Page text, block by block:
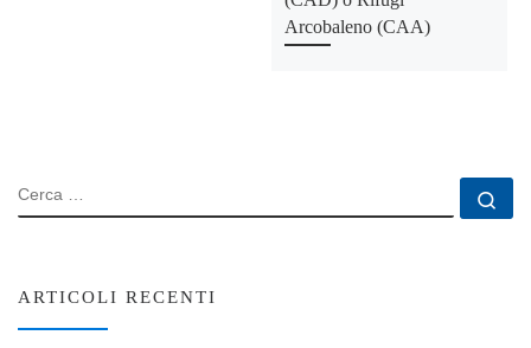
Arcobaleno (CAA)
CERCA
ARTICOLI RECENTI